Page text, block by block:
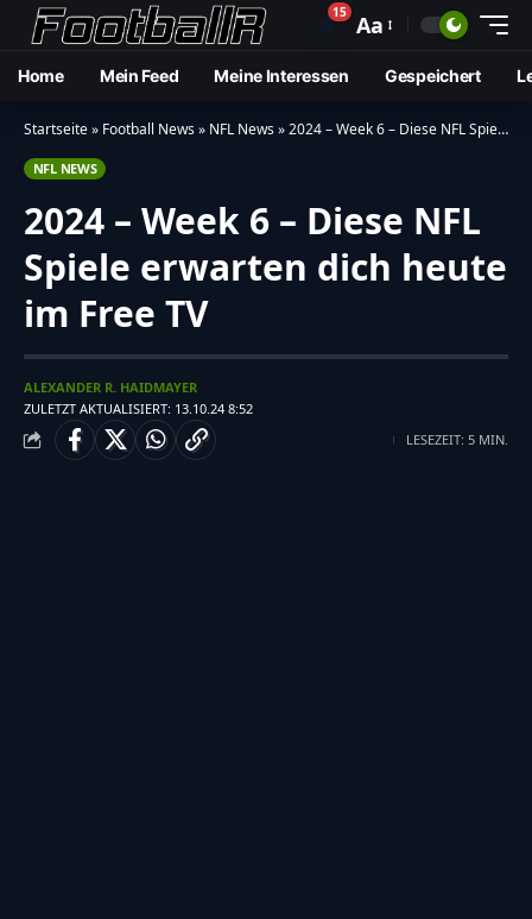
🔔15 Aa
Home Mein Feed Meine Interessen Gespeichert
Startseite» Football News» NFL News»2024 – Week 6 – Diese NFL Spiele erwarten dich heute im Free TV
NFL NEWS
2024 – Week 6 – Diese NFL
Spiele erwarten dich heute
im Free TV
ZULETZT AKTUALISIERT: 13.10.24 8:52
ALEXANDER R. HAIDMAYER
LESEZEIT: 5 MIN.